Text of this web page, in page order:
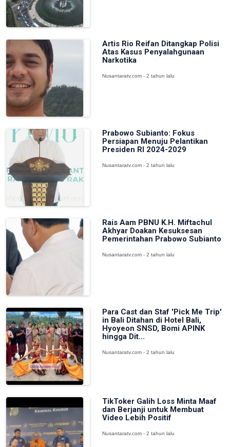
Artis Rio Reifan Ditangkap Polisi
Atas Kasus Penyalahgunaan
Narkotika
Nusantaratv.com - 2 tahun lalu
Prabowo Subianto: Fokus
Persiapan Menuju Pelantikan
Presiden RI 2024-2029
Nusantaratv.com - 2 tahun lalu
Rais Aam PBNU K.H. Miftachul
Akhyar Doakan Kesuksesan
Pemerintahan Prabowo Subianto
Nusantaratv.com - 2 tahun lalu
Para Cast dan Staf 'Pick Me Trip'
in Bali Ditahan di Hotel Bali,
Hyoyeon SNSD, Bomi APINK
hingga Dit...
Nusantaratv.com - 2 tahun lalu
TikToker Galih Loss Minta Maaf
dan Berjanji untuk Membuat
Video Lebih Positif
Nusantaratv.com - 2 tahun lalu